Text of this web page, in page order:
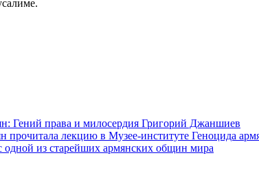
Гений права и милосердия Григорий Джаншиев
лекцию в Музее-институте Геноцида
одной из старейших армянских общин мира